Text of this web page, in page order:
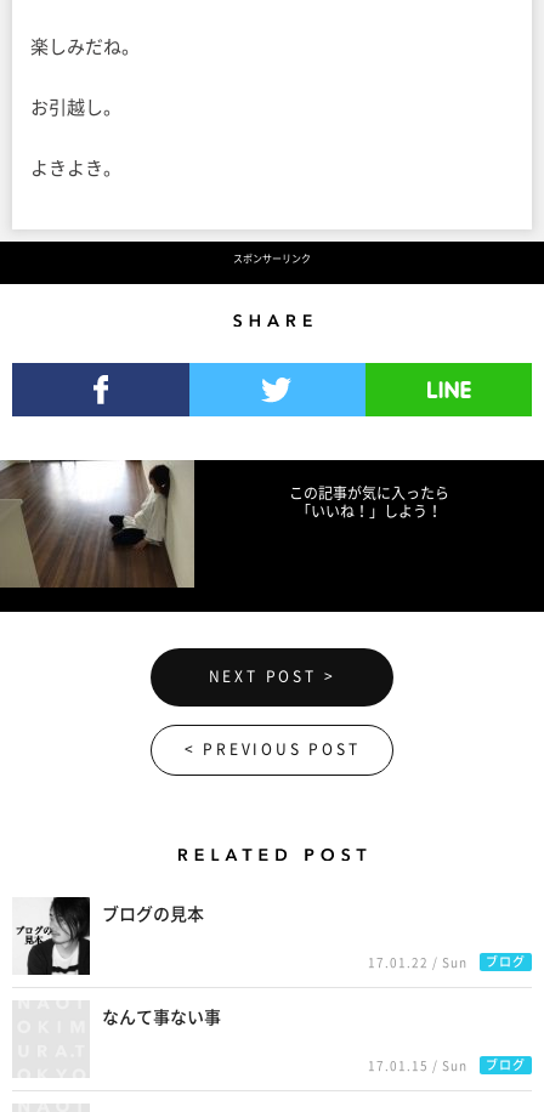
楽しみだね。
お引越し。
よきよき。
スポンサーリンク
この記事が気に入ったら
「いいね！」しよう！
NEXT POST >
< PREVIOUS POST
ブログの見本
17.01.22 / Sun ブログ
なんて事ない事
17.01.15 / Sun ブログ